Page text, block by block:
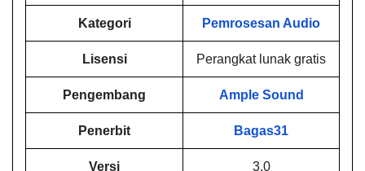
Kategori Pemrosesan Audio
Lisensi Perangkat lunak gratis
Pengembang Ample Sound
Penerbit Bagas31
Versi 3.0